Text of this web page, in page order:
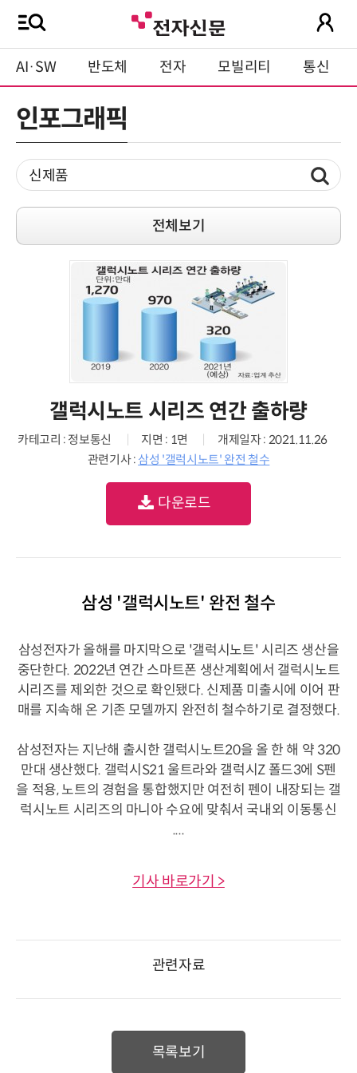
AI·SW 반도체 전자 모빌리티 통신
인포그래픽
전체보기
갤럭시노트 시리즈 연간 출하량
카테고리 : 정보통신 지면 : 1면
개제일자 : 2021.11.26
관련기사 : 삼성 '갤럭시노트' 완전 철수
다운로드
삼성 '갤럭시노트' 완전 철수
삼성전자가 올해를 마지막으로 '갤럭시노트' 시리즈 생산을
중단한다. 2022년 연간 스마트폰 생산계획에서 갤럭시노트
시리즈를 제외한 것으로 확인됐다. 신제품 미출시에 이어 판
매를 지속해 온 기존 모델까지 완전히 철수하기로 결정했다.
삼성전자는 지난해 출시한 갤럭시노트20을 올 한 해 약 320
만대 생산했다. 갤럭시S21 울트라와 갤럭시Z 폴드3에 S펜
을 적용, 노트의 경험을 통합했지만 여전히 펜이 내장되는 갤
럭시노트 시리즈의 마니아 수요에 맞춰서 국내외 이동통신
....
기사 바로가기 >
관련자료
목록보기